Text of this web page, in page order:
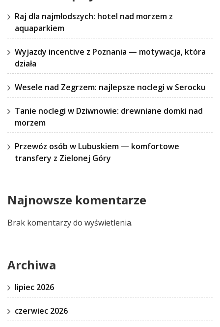
Raj dla najmłodszych: hotel nad morzem z
aquaparkiem
Wyjazdy incentive z Poznania — motywacja, która
działa
Wesele nad Zegrzem: najlepsze noclegi w Serocku
Tanie noclegi w Dziwnowie: drewniane domki nad
morzem
Przewóz osób w Lubuskiem — komfortowe
transfery z Zielonej Góry
Najnowsze komentarze
Brak komentarzy do wyświetlenia.
Archiwa
lipiec 2026
czerwiec 2026